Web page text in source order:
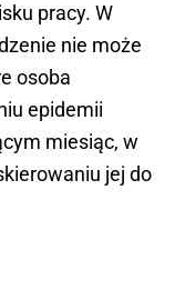
pracy. W
nie może
osoba
epidemii
miesiąc, w
jej do